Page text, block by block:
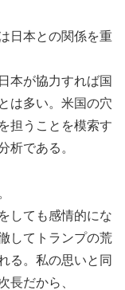
日本との関係を重
本が協力すれば国
は多い。米国の穴
担うことを模索す
析である。
しても感情的にな
してトランプの荒
る。私の思いと同
長だから、